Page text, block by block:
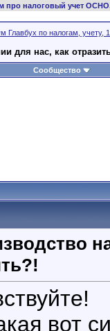
про налоговый учет
Главбух по налогам, учету,
для нас, как
Сообщество
вот